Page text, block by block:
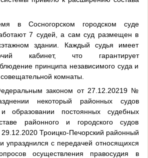
в Сосногорском городском суде
7 судей, а сам суд размещен в
здании. Каждый судья имеет
кабинет, что гарантирует
принципа независимого суда и
комнаты.
законом от 27.12.20219 №
некоторый районных судов
образовании постоянных судебных
районного и городского судов
Троицко-Печорский районный
упразднился с передачей относящихся
осуществления правосудия в